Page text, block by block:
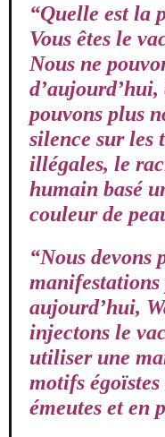
“Quelle est la
Vous êtes le
Nous ne
pouvons plus
silence sur les
illégales, le
humain basé
couleur de
“Nous devons
aujourd’hui,
injectons le
utiliser une
motifs
émeutes et en